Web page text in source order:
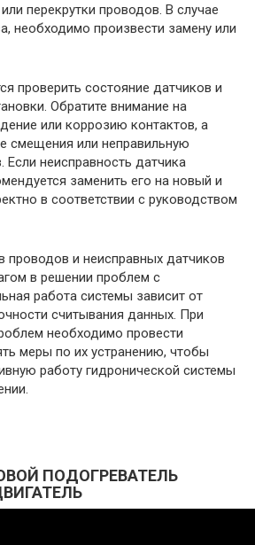
перекрутки проводов. В случае
необходимо произвести замену или
проверить состояние датчиков и
Обратите внимание на
или коррозию контактов, а
смещения или неправильную
неисправность датчика
заменить его на новый и
в соответствии с руководством
проводов и неисправных датчиков
в решении проблем с
работа системы зависит от
считывания данных. При
необходимо провести
меры по их устранению, чтобы
работу гидронической системы
ПОДОГРЕВАТЕЛЬ